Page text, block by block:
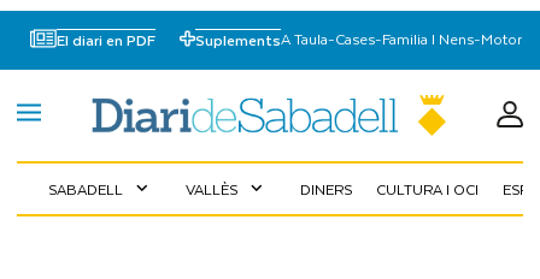
El diari en PDF SuplementsA Taula-Cases-Familia I Nens-Motor
SABADELL expand_more VALLÈS expand_more DINERS CULTURA I OCI